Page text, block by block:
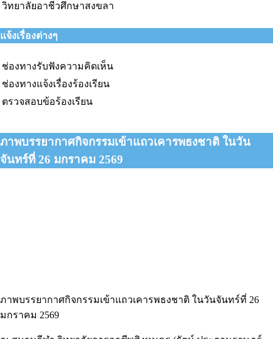
วิทยาลัยอาชีวศึกษาสงขลา
แจ้งเรื่องต่างๆ
ช่องทางรับฟังความคิดเห็น
ช่องทางแจ้งเรื่องร้องเรียน
ตรวจสอบข้อร้องเรียน
ภาพบรรยากาศกิจกรรมเข้าแถวเคารพธงชาติ ในวัน
จันทร์ที่ 26 มกราคม 2569
ภาพบรรยากาศกิจกรรมเข้าแถวเคารพธงชาติ ในวันจันทร์ที่ 26
มกราคม 2569